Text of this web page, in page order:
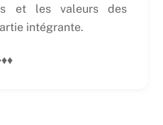
et les valeurs des
intégrante.